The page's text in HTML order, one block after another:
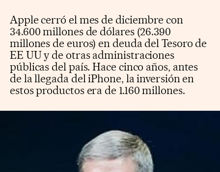
Apple cerró el mes de diciembre con
34.600 millones de dólares (26.390
millones de euros) en deuda del Tesoro de
EE UU y de otras administraciones
públicas del país. Hace cinco años, antes
de la llegada del iPhone, la inversión en
estos productos era de 1.160 millones.